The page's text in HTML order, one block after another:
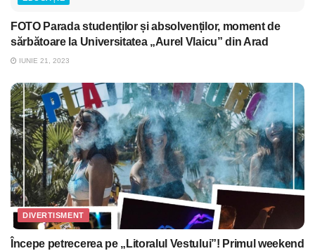
FOTO Parada studenților și absolvenților, moment de
sărbătoare la Universitatea „Aurel Vlaicu” din Arad
IUNIE 21, 2023
DIVERTISMENT
Începe petrecerea pe „Litoralul Vestului”! Primul weekend